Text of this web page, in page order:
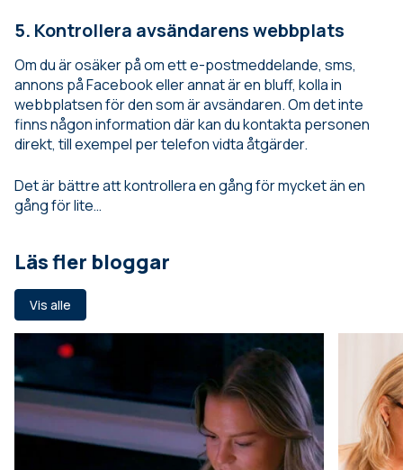
5. Kontrollera avsändarens webbplats
Om du är osäker på om ett e-postmeddelande, sms,
annons på Facebook eller annat är en bluff, kolla in
webbplatsen för den som är avsändaren. Om det inte
finns någon information där kan du kontakta personen
direkt, till exempel per telefon vidta åtgärder.
Det är bättre att kontrollera en gång för mycket än en
gång för lite…
Läs fler bloggar
Vis alle